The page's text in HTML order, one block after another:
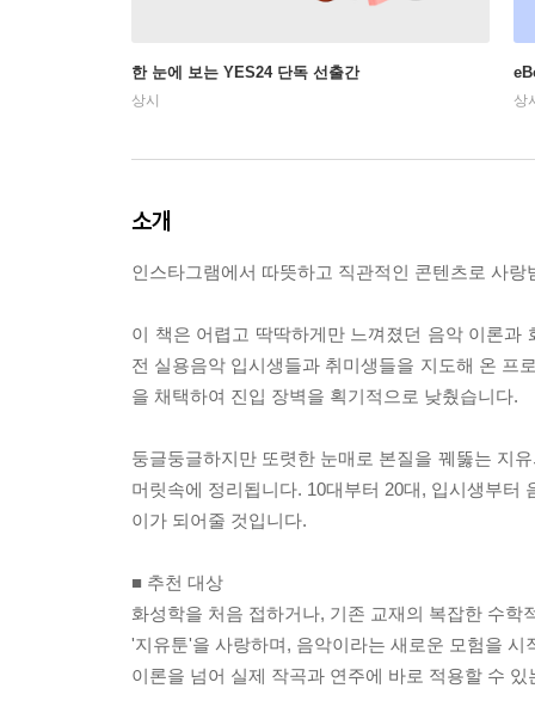
한 눈에 보는 YES24 단독 선출간
상시 상
소개
인스타그램에서 따뜻하고 직관적인 콘텐츠로 사
이 책은 어렵고 딱딱하게만 느껴졌던 음악 이론
전 실용음악 입시생들과 취미생들을 지도해 온 프
을 채택하여 진입 장벽을 획기적으로 낮췄습니다.
둥글둥글하지만 또렷한 눈매로 본질을 꿰뚫는 지
머릿속에 정리됩니다. 10대부터 20대, 입시생부
이가 되어줄 것입니다.
■ 추천 대상
화성학을 처음 접하거나, 기존 교재의 복잡한 수학
'지유툰'을 사랑하며, 음악이라는 새로운 모험을 시
이론을 넘어 실제 작곡과 연주에 바로 적용할 수